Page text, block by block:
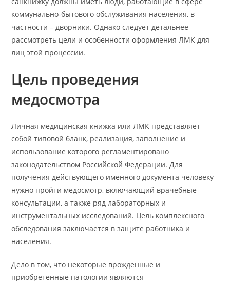
коммунально-бытового обслуживания населения, в
частности – дворники. Однако следует детальнее
рассмотреть цели и особенности оформления ЛМК для
лиц этой процессии.
Цель проведения
медосмотра
Личная медицинская книжка или ЛМК представляет
собой типовой бланк, реализация, заполнение и
использование которого регламентировано
законодательством Российской Федерации. Для
получения действующего именного документа человеку
нужно пройти медосмотр, включающий врачебные
консультации, а также ряд лабораторных и
инструментальных исследований. Цель комплексного
обследования заключается в защите работника и
населения.
Дело в том, что некоторые врожденные и
приобретенные патологии являются